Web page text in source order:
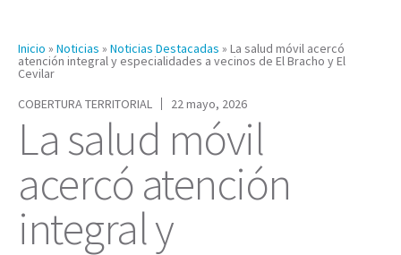
Inicio » Noticias » Noticias Destacadas » La salud móvil acercó
atención integral y especialidades a vecinos de El Bracho y El
Cevilar
COBERTURA TERRITORIAL
22 mayo, 2026
La salud móvil
acercó atención
integral y